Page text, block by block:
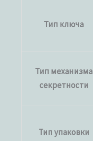
Тип ключа
Тип механизма
секретности
Тип упаковки